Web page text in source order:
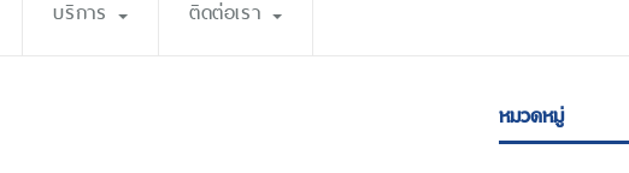
บริการ ติดต่อเรา
หมวดหมู่